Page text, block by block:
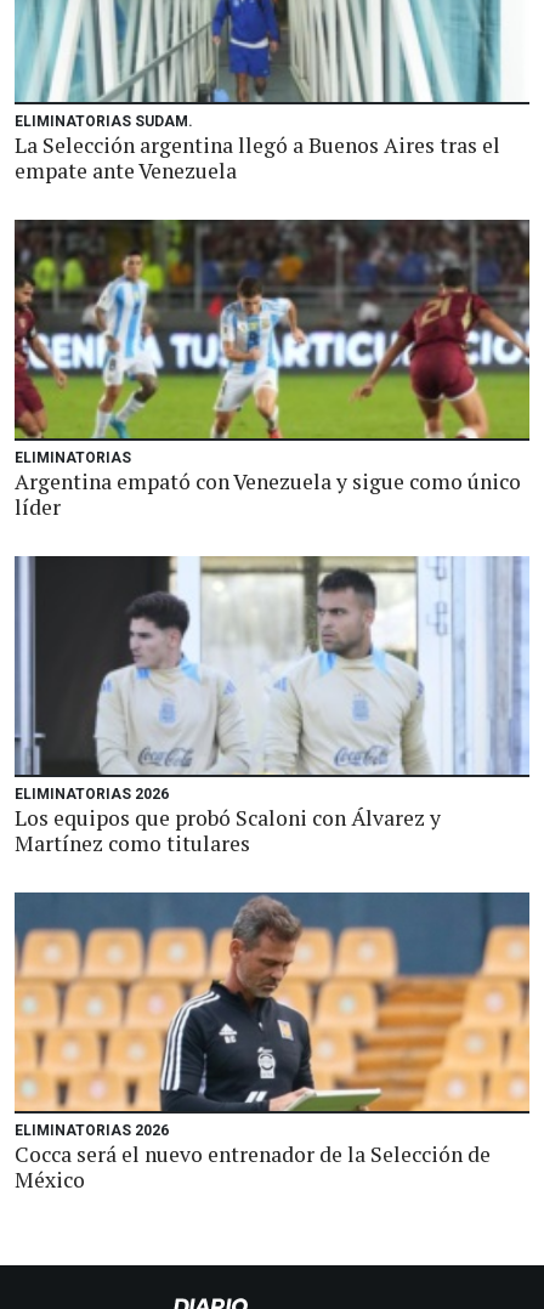
ELIMINATORIAS SUDAM.
La Selección argentina llegó a Buenos Aires tras el
empate ante Venezuela
ELIMINATORIAS
Argentina empató con Venezuela y sigue como único
líder
ELIMINATORIAS 2026
Los equipos que probó Scaloni con Álvarez y
Martínez como titulares
ELIMINATORIAS 2026
Cocca será el nuevo entrenador de la Selección de
México